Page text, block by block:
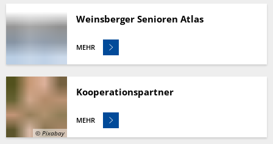
Weinsberger Senioren Atlas
MEHR
© Pixabay
Kooperationspartner
MEHR